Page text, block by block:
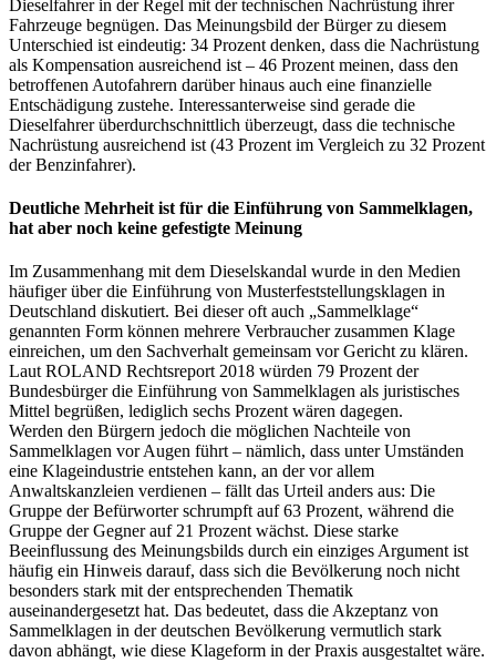
Dieselfahrer in der Regel mit der technischen Nachrüstung ihrer
Fahrzeuge begnügen. Das Meinungsbild der Bürger zu diesem
Unterschied ist eindeutig: 34 Prozent denken, dass die Nachrüstung
als Kompensation ausreichend ist – 46 Prozent meinen, dass den
betroffenen Autofahrern darüber hinaus auch eine finanzielle
Entschädigung zustehe. Interessanterweise sind gerade die
Dieselfahrer überdurchschnittlich überzeugt, dass die technische
Nachrüstung ausreichend ist (43 Prozent im Vergleich zu 32 Prozent
der Benzinfahrer).
Deutliche Mehrheit ist für die Einführung von Sammelklagen,
hat aber noch keine gefestigte Meinung
Im Zusammenhang mit dem Dieselskandal wurde in den Medien
häufiger über die Einführung von Musterfeststellungsklagen in
Deutschland diskutiert. Bei dieser oft auch „Sammelklage“
genannten Form können mehrere Verbraucher zusammen Klage
einreichen, um den Sachverhalt gemeinsam vor Gericht zu klären.
Laut ROLAND Rechtsreport 2018 würden 79 Prozent der
Bundesbürger die Einführung von Sammelklagen als juristisches
Mittel begrüßen, lediglich sechs Prozent wären dagegen.
Werden den Bürgern jedoch die möglichen Nachteile von
Sammelklagen vor Augen führt – nämlich, dass unter Umständen
eine Klageindustrie entstehen kann, an der vor allem
Anwaltskanzleien verdienen – fällt das Urteil anders aus: Die
Gruppe der Befürworter schrumpft auf 63 Prozent, während die
Gruppe der Gegner auf 21 Prozent wächst. Diese starke
Beeinflussung des Meinungsbilds durch ein einziges Argument ist
häufig ein Hinweis darauf, dass sich die Bevölkerung noch nicht
besonders stark mit der entsprechenden Thematik
auseinandergesetzt hat. Das bedeutet, dass die Akzeptanz von
Sammelklagen in der deutschen Bevölkerung vermutlich stark
davon abhängt, wie diese Klageform in der Praxis ausgestaltet wäre.